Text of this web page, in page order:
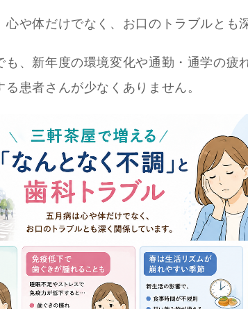
心や体だけでなく、お口のトラブルとも
も、新年度の環境変化や通勤・通学の疲
患者さんが少なくありません。